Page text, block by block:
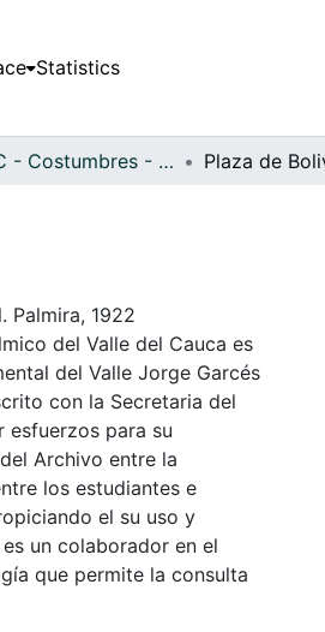
Statistics
APFFVC - Costumbres - Patrimonial Plaza de
Palmira, 1922
del Valle del Cauca es
del Valle Jorge Garcés
con la Secretaria del
esfuerzos para su
Archivo entre la
los estudiantes e
el su uso y
un colaborador en el
que permite la consulta